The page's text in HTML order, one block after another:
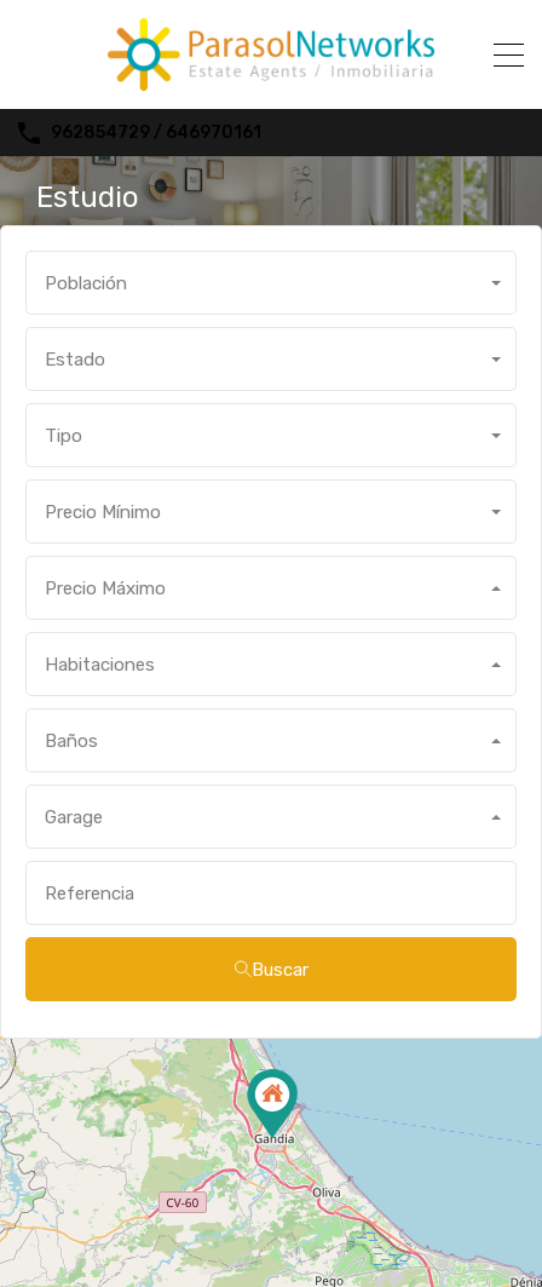
962854729 / 646970161
Estudio
Población
Estado
Tipo
Precio Mínimo
Precio Máximo
Habitaciones
Baños
Garage
Buscar